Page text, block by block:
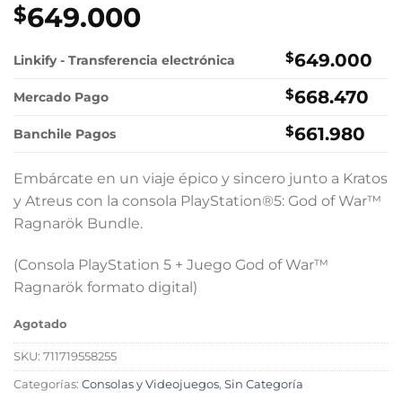
$649.000
Linkify - Transferencia electrónica $649.000
Mercado Pago $668.470
Banchile Pagos $661.980
Embárcate en un viaje épico y sincero junto a Kratos
y Atreus con la consola PlayStation®5: God of War™
Ragnarök Bundle.
(Consola PlayStation 5 + Juego God of War™
Ragnarök formato digital)
Agotado
SKU: 711719558255
Categorías: Consolas y Videojuegos, Sin Categoría